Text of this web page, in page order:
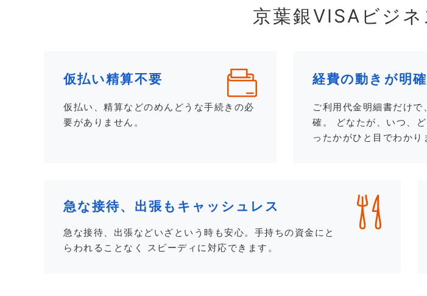
京葉銀VISA ビジ
仮払い精算不要
仮払い、精算などのめんどうな手続きの必
要がありません。
経費の動きが明確
ご利用代金明細書だけで
確。 どなたが、いつ、
ったかがひと目でわかり
急な接待、出張もキャッシュレス
急な接待、出張などいざという時も安心。手持ちの資金にと
らわれることなく スピーディに対応できます。